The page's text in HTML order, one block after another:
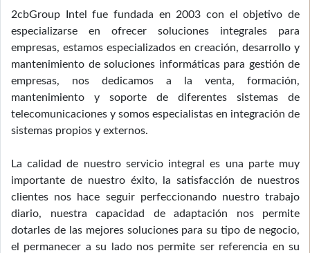
2cbGroup Intel fue fundada en 2003 con el objetivo de
especializarse en ofrecer soluciones integrales para
empresas, estamos especializados en creación, desarrollo y
mantenimiento de soluciones informáticas para gestión de
empresas, nos dedicamos a la venta, formación,
mantenimiento y soporte de diferentes sistemas de
telecomunicaciones y somos especialistas en integración de
sistemas propios y externos.
La calidad de nuestro servicio integral es una parte muy
importante de nuestro éxito, la satisfacción de nuestros
clientes nos hace seguir perfeccionando nuestro trabajo
diario, nuestra capacidad de adaptación nos permite
dotarles de las mejores soluciones para su tipo de negocio,
el permanecer a su lado nos permite ser referencia en su